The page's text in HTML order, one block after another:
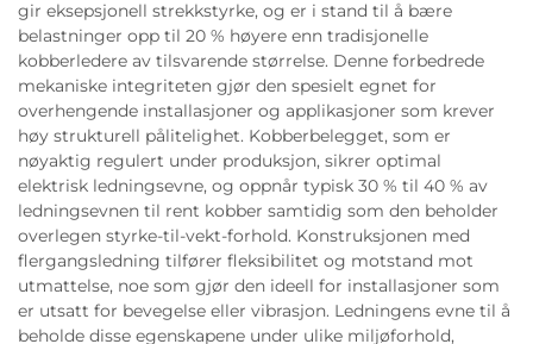
gir eksepsjonell strekkstyrke, og er i stand til å bære
belastninger opp til 20 % høyere enn tradisjonelle
kobberledere av tilsvarende størrelse. Denne forbedrede
mekaniske integriteten gjør den spesielt egnet for
overhengende installasjoner og applikasjoner som krever
høy strukturell pålitelighet. Kobberbelegget, som er
nøyaktig regulert under produksjon, sikrer optimal
elektrisk ledningsevne, og oppnår typisk 30 % til 40 % av
ledningsevnen til rent kobber samtidig som den beholder
overlegen styrke-til-vekt-forhold. Konstruksjonen med
flergangsledning tilfører fleksibilitet og motstand mot
utmattelse, noe som gjør den ideell for installasjoner som
er utsatt for bevegelse eller vibrasjon. Ledningens evne til å
beholde disse egenskapene under ulike miljøforhold,